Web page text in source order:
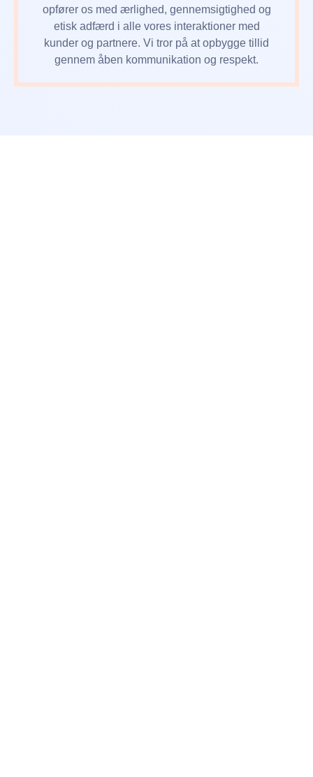
opfører os med ærlighed, gennemsigtighed og
etisk adfærd i alle vores interaktioner med
kunder og partnere. Vi tror på at opbygge tillid
gennem åben kommunikation og respekt.